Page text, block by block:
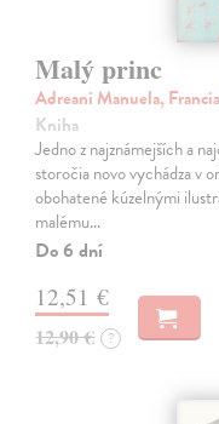
Malý princ
Adreani Manuela,
Kniha
Jedno z najznámejších a
storočia novo vychádza v
obohatené kúzelnými
malému…
Do 6 dní
12,51 €
12,90 € ?